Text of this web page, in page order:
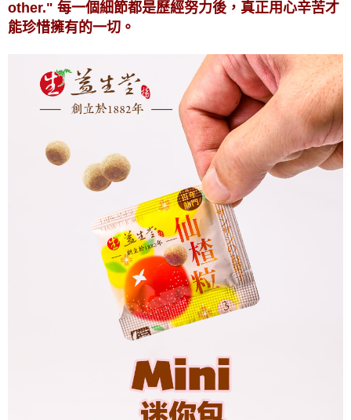
other." 每一個細節都是歷經努力後，真正用心辛苦才
能珍惜擁有的一切。